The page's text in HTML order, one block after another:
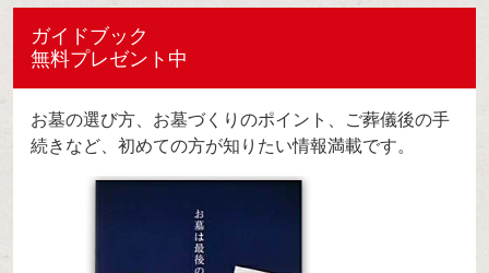
ガイドブック
無料プレゼント中
お墓の選び方、お墓づくりのポイント、ご葬儀後の手
続きなど、初めての方が知りたい情報満載です。